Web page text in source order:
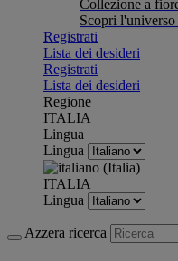
Collezione a
Scopri
Registrati
Lista dei desideri
Registrati
Lista dei desideri
Regione
ITALIA
Lingua
Lingua
ITALIA
Lingua
Azzera ricerca